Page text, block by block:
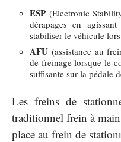
ESP (Electronic
dérapages en
stabiliser le véhicule
AFU (assistance au
de freinage lorsque le
suffisante sur la pédale
Les freins de
traditionnel frein à
place au frein de